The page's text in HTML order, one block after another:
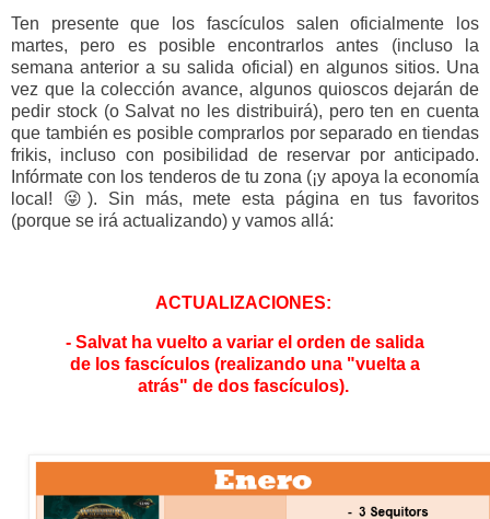
Ten presente que los fascículos salen oficialmente los
martes, pero es posible encontrarlos antes (incluso la
semana anterior a su salida oficial) en algunos sitios. Una
vez que la colección avance, algunos quioscos dejarán de
pedir stock (o Salvat no les distribuirá), pero ten en cuenta
que también es posible comprarlos por separado en tiendas
frikis, incluso con posibilidad de reservar por anticipado.
Infórmate con los tenderos de tu zona (¡y apoya la economía
local! 😜). Sin más, mete esta página en tus favoritos
(porque se irá actualizando) y vamos allá:
ACTUALIZACIONES:
- Salvat ha vuelto a variar el orden de salida
de los fascículos (realizando una "vuelta a
atrás" de dos fascículos).